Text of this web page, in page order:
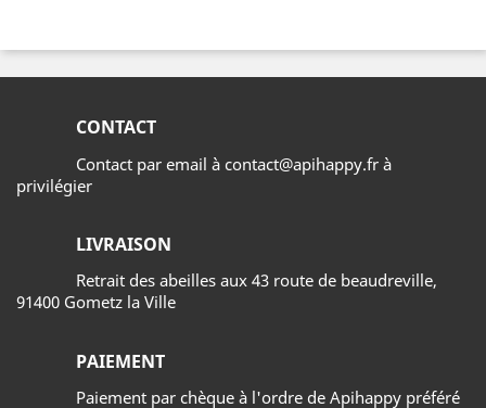
CONTACT
Contact par email à contact@apihappy.fr à
privilégier
LIVRAISON
Retrait des abeilles aux 43 route de beaudreville,
91400 Gometz la Ville
PAIEMENT
Paiement par chèque à l'ordre de Apihappy préféré